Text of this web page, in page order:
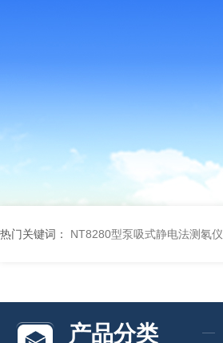
热门关键词： NT8280型泵吸式静电法测氡仪
产品分类